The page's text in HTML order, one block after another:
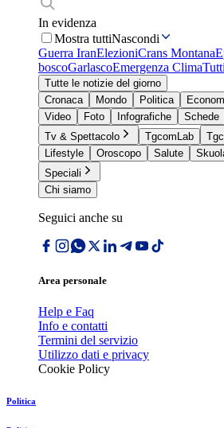
In evidenza
Mostra tuttiNascondi
Guerra IranElezioniCrans Montana
boscoGarlascoEmergenza Clima
Tutte le notizie del giorno
Cronaca
Mondo Politica
Video
Foto Infografiche
Schede
Tv & Spettacolo
TgcomLab
Lifestyle
Oroscopo Salute
Speciali
Chi siamo
Seguici anche su
Area personale
Help e Faq
Info e contatti
Termini del servizio
Utilizzo dati e privacy
Cookie Policy
Politica